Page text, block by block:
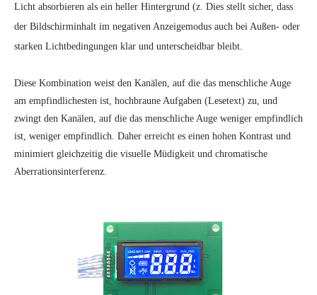
Licht absorbieren als ein heller Hintergrund (z. Dies stellt sicher, dass
der Bildschirminhalt im negativen Anzeigemodus auch bei Außen- oder
starken Lichtbedingungen klar und unterscheidbar bleibt.
Diese Kombination weist den Kanälen, auf die das menschliche Auge
am empfindlichesten ist, hochbraune Aufgaben (Lesetext) zu, und
zwingt den Kanälen, auf die das menschliche Auge weniger empfindlich
ist, weniger empfindlich. Daher erreicht es einen hohen Kontrast und
minimiert gleichzeitig die visuelle Müdigkeit und chromatische
Aberrationsinterferenz.